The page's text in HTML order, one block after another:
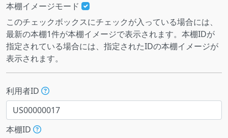
本棚イメージモード
このチェックボックスにチェックが入っている場合には、
最新の本棚1件が本棚イメージで表示されます。本棚IDが
指定されている場合には、指定されたIDの本棚イメージが
表示されます。
利用者ID
本棚ID